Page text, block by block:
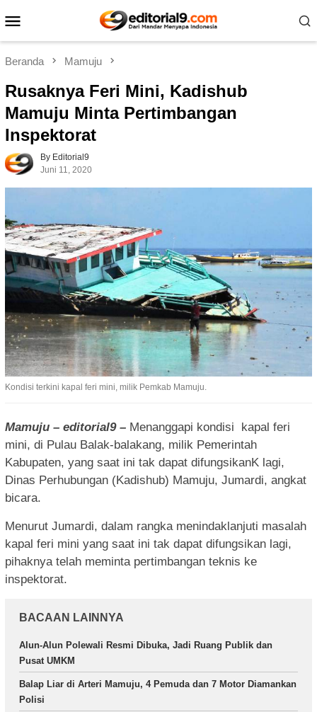
ke
Mobile
Beranda Mamuju
Rusaknya Feri Mini, Kadishub
Mamuju Minta Pertimbangan
Inspektorat
By Editorial9
Juni 11, 2020
Kondisi terkini kapal feri mini, milik Pemkab Mamuju.
Mamuju – editorial9 – Menanggapi kondisi kapal feri
mini, di Pulau Balak-balakang, milik Pemerintah
Kabupaten, yang saat ini tak dapat difungsikanK lagi,
Dinas Perhubungan (Kadishub) Mamuju, Jumardi, angkat
bicara.
Menurut Jumardi, dalam rangka menindaklanjuti masalah
kapal feri mini yang saat ini tak dapat difungsikan lagi,
pihaknya telah meminta pertimbangan teknis ke
inspektorat.
BACAAN LAINNYA
Alun-Alun Polewali Resmi Dibuka, Jadi Ruang Publik dan
Pusat UMKM
Balap Liar di Arteri Mamuju, 4 Pemuda dan 7 Motor Diamankan
Polisi